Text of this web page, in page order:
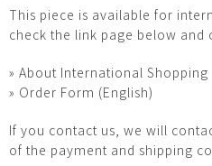
This piece is available for
check the link page below and
» About International Shopping
» Order Form (English)
If you contact us, we will
of the payment and shipping